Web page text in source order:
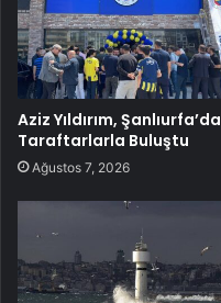
Aziz Yıldırım, Şanlıurfa’da
Taraftarlarla Buluştu
Ağustos 7, 2026